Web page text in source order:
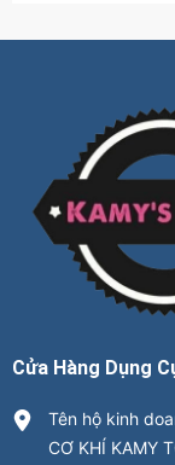
Cửa Hàng Dụng
Tên hộ kinh
CƠ KHÍ KAMY